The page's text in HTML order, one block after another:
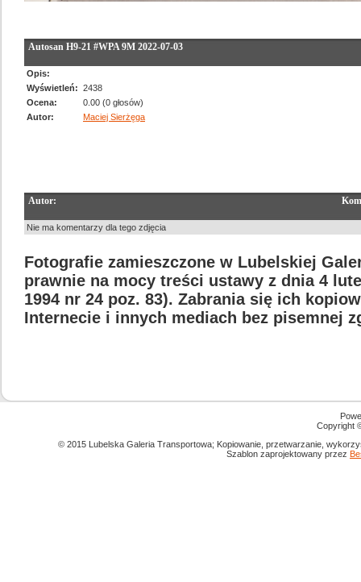
Autosan H9-21 #WPA 9M 2022-07-03
Opis:
Wyświetleń: 2438
Ocena:
0.00 (0 głosów)
Autor:
Maciej Sierżęga
Autor:
Nie ma komentarzy dla tego zdjęcia
Fotografie zamieszczone w Lubelskiej
prawnie na mocy treści ustawy z dnia 4
1994 nr 24 poz. 83). Zabrania się ich
Internecie i innych mediach bez pisemnej
Copyright
© 2015 Lubelska Galeria Transportowa; Kopiowanie, przetwarzanie,
Szablon zaprojektowany przez